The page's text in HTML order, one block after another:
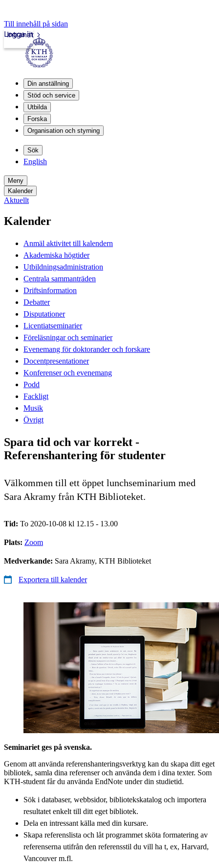
Till innehåll på sidan
Intranät
Logga in
Din anställning
Stöd och service
Utbilda
Forska
Organisation och styrning
Sök
English
Meny
Kalender
Aktuellt
Kalender
Anmäl aktivitet till kalendern
Akademiska högtider
Utbildningsadministration
Centrala sammanträden
Driftsinformation
Debatter
Disputationer
Licentiatseminarier
Föreläsningar och seminarier
Evenemang för doktorander och forskare
Docentpresentationer
Konferenser och evenemang
Podd
Fackligt
Musik
Övrigt
Spara tid och var korrekt -
Referenshantering för studenter
Välkommen till ett öppet lunchseminarium med
Sara Akramy från KTH Biblioteket.
Tid: To 2020-10-08 kl 12.15 - 13.00
Plats: Zoom
Medverkande: Sara Akramy, KTH Biblioteket
Exportera till kalender
Seminariet ges på svenska.
Genom att använda referenshanteringsverktyg kan du skapa ditt eget
bibliotek, samla dina referenser och använda dem i dina texter. Som
KTH-student får du använda EndNote under din studietid.
Sök i databaser, webbsidor, bibliotekskatalog och importera
resultatet enkelt till ditt eget bibliotek.
Dela en intressant källa med din kursare.
Skapa referenslista och låt programmet sköta formatering av
referenserna utifrån den referensstil du vill ha t, ex, Harvard,
Vancouver m.fl.